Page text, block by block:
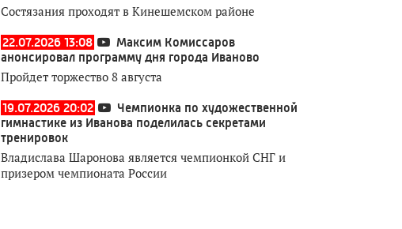
Состязания проходят в Кинешемском районе
22.07.2026 13:08
Максим Комиссаров
анонсировал программу дня города Иваново
Пройдет торжество 8 августа
19.07.2026 20:02
Чемпионка по художественной
гимнастике из Иванова поделилась секретами
тренировок
Владислава Шаронова является чемпионкой СНГ и
призером чемпионата России